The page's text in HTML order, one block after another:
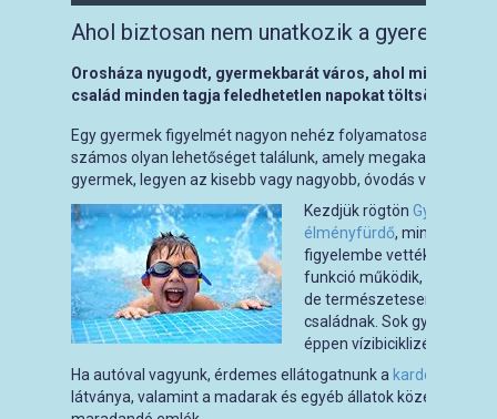
Ahol biztosan nem unatkozik a gyerek
Orosháza nyugodt, gyermekbarát város, ahol minden
család minden tagja feledhetetlen napokat töltsön.
Egy gyermek figyelmét nagyon nehéz folyamatosan
számos olyan lehetőséget találunk, amely
gyermek, legyen az kisebb vagy nagyobb, óvodás vagy
Kezdjük rögtön
élményfürdő, mind a
figyelembe vették
funkció működik, amit a
de természetesen jó
családnak. Sok gyermek
éppen vízibiciklizés) a
Ha autóval vagyunk, érdemes ellátogatnunk a kardoskúti
látványa, valamint a madarak és egyéb állatok közelsége